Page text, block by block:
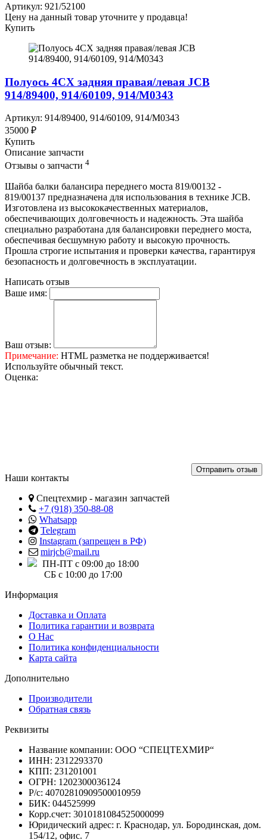
Артикул: 921/52100
Цену на данный товар уточните у продавца!
Купить
Полуось 4CX задняя правая/левая JCB
914/89400, 914/60109, 914/M0343
Артикул: 914/89400, 914/60109, 914/M0343
35000 ₽
Купить
Описание запчасти
Отзывы о запчасти 4
Шайба балки балансира переднего моста 819/00132 -
819/00137 предназначена для использования в технике JCB.
Изготовлена из высококачественных материалов,
обеспечивающих долговечность и надежность. Эта шайба
специально разработана для балансировки переднего моста,
обеспечивая бесшумную работу и высокую прочность.
Прошла строгие испытания и проверки качества, гарантируя
безопасность и долговечность в эксплуатации.
Написать отзыв
Ваше имя:
Ваш отзыв:
Примечание: HTML разметка не поддерживается!
Используйте обычный текст.
Оценка:
Отправить отзыв
Наши контакты
Спецтехмир - магазин запчастей
+7 (918) 350-88-08
Whatsapp
Telegram
Instagram (запрещен в РФ)
mirjcb@mail.ru
ПН-ПТ с 09:00 до 18:00
СБ с 10:00 до 17:00
Информация
Доставка и Оплата
Политика гарантии и возврата
О Нас
Политика конфиденциальности
Карта сайта
Дополнительно
Производители
Обратная связь
Реквизиты
Название компании: ООО “СПЕЦТЕХМИР“
ИНН: 2312293370
КПП: 231201001
ОГРН: 1202300036124
Р/с: 40702810909500010959
БИК: 044525999
Корр.счет: 3010181084525000099
Юридический адрес: г. Краснодар, ул. Бородинская, дом.
154/12, офис. 7